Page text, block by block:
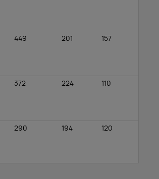
449 201 157
372 224 110
290 194 120